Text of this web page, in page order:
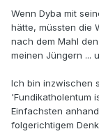
Wenn Dyba mit
hätte, müssten die
nach dem Mahl
meinen Jüngern ...
Ich bin inzwischen
'Fundikatholentum
Einfachsten
folgerichtigem